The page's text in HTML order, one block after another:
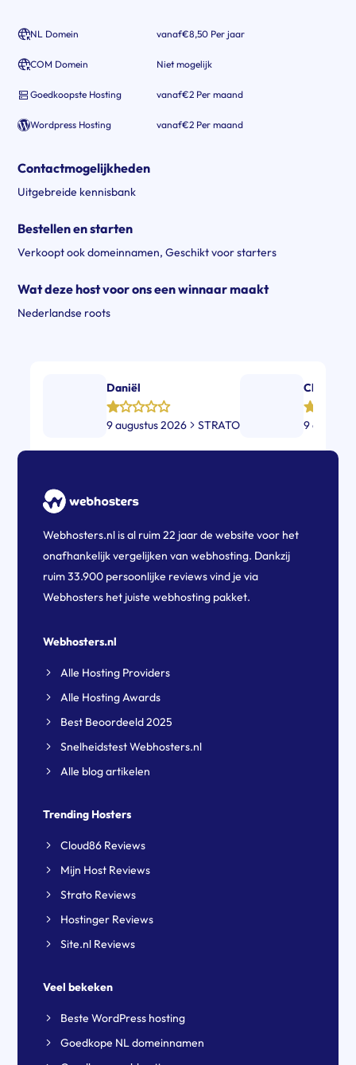
NL Domein vanaf€8,50 Per jaar
COM Domein Niet mogelijk
Goedkoopste Hosting vanaf€2 Per maand
Wordpress Hosting vanaf€2 Per maand
Contactmogelijkheden
Uitgebreide kennisbank
Bestellen en starten
Verkoopt ook domeinnamen, Geschikt voor starters
Wat deze host voor ons een winnaar maakt
Nederlandse roots
Daniël
9 augustus 2026 STRATO
Charlotte
9
Webhosters.nl is al ruim 22 jaar de website voor het
onafhankelijk vergelijken van webhosting. Dankzij
ruim 33.900 persoonlijke reviews vind je via
Webhosters het juiste webhosting pakket.
Webhosters.nl
Alle Hosting Providers
Alle Hosting Awards
Best Beoordeeld 2025
Snelheidstest Webhosters.nl
Alle blog artikelen
Trending Hosters
Cloud86 Reviews
Mijn Host Reviews
Strato Reviews
Hostinger Reviews
Site.nl Reviews
Veel bekeken
Beste WordPress hosting
Goedkope NL domeinnamen